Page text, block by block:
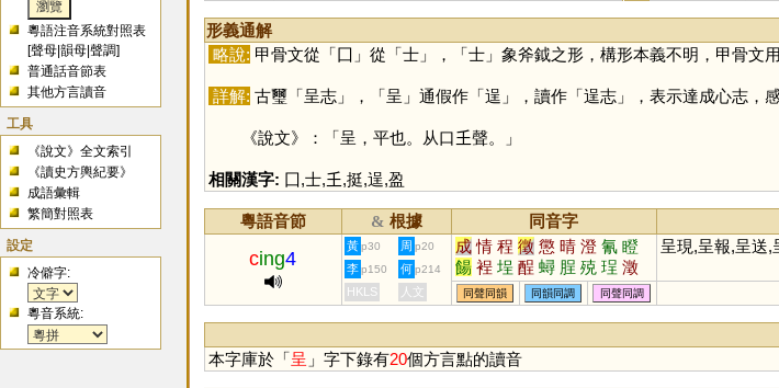
粵語注音系統對照表
[聲母 |韻母 |聲調]
普通話音節表
其他方言讀音
工具
《說文》全文索引
《讀史方輿紀要》
成語彙輯
繁簡對照表
設定
冷僻字:
粵音系統:
形義通解
略說: 甲骨文從「囗 」從「士」，「士」象斧鉞之形，構形本義不明，甲骨文
詳解: 古璽「呈志」，「呈 」通假作「逞 」，讀作「逞志」，表示達成心志，
《說文》：「呈，平也。从口𡈼聲。」
相關漢字: 囗,士,𡈼,挺,逞,盈
粵語音節 & 根據 同音字
cing4
黃 p30 周 p20 成 情 程 徵 懲 晴 澄 氰 瞪
餳 裎 埕 酲 蟳 脭 殑 珵 澂
呈現,呈報,呈送,
李 p150 何 p214
HKLS 人文 同聲同韻 同韻同調 同聲同調
本字庫於「呈 」字下錄有20個方言點的讀音